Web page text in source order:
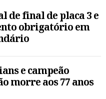
de final de placa 3 e
obrigatório em
e campeão
morre aos 77 anos